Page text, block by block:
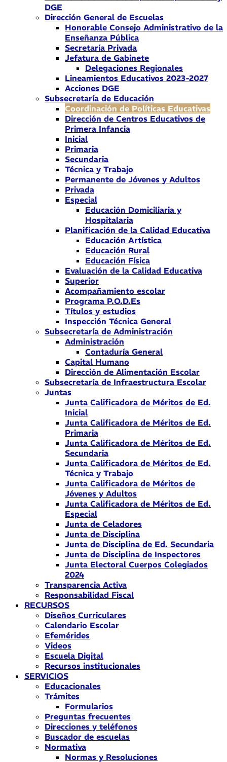
DGE
Dirección General de Escuelas
Honorable Consejo Administrativo de la
Enseñanza Pública
Secretaría Privada
Jefatura de Gabinete
Delegaciones Regionales
Lineamientos Educativos 2023-2027
Acciones DGE
Subsecretaría de Educación
Coordinación de Políticas Educativas
Dirección de Centros Educativos de
Primera Infancia
Inicial
Primaria
Secundaria
Técnica y Trabajo
Permanente de Jóvenes y Adultos
Privada
Especial
Educación Domiciliaria y
Hospitalaria
Planificación de la Calidad Educativa
Educación Artística
Educación Rural
Educación Física
Evaluación de la Calidad Educativa
Superior
Acompañamiento escolar
Programa P.O.D.Es
Títulos y estudios
Inspección Técnica General
Subsecretaría de Administración
Administración
Contaduría General
Capital Humano
Dirección de Alimentación Escolar
Subsecretaría de Infraestructura Escolar
Juntas
Junta Calificadora de Méritos de Ed.
Inicial
Junta Calificadora de Méritos de Ed.
Primaria
Junta Calificadora de Méritos de Ed.
Secundaria
Junta Calificadora de Méritos de Ed.
Técnica y Trabajo
Junta Calificadora de Méritos de
Jóvenes y Adultos
Junta Calificadora de Méritos de Ed.
Especial
Junta de Celadores
Junta de Disciplina
Junta de Disciplina de Ed. Secundaria
Junta de Disciplina de Inspectores
Junta Electoral Cuerpos Colegiados
2024
Transparencia Activa
Responsabilidad Fiscal
RECURSOS
Diseños Curriculares
Calendario Escolar
Efemérides
Videos
Escuela Digital
Recursos institucionales
SERVICIOS
Educacionales
Trámites
Formularios
Preguntas frecuentes
Direcciones y teléfonos
Buscador de escuelas
Normativa
Normas y Resoluciones